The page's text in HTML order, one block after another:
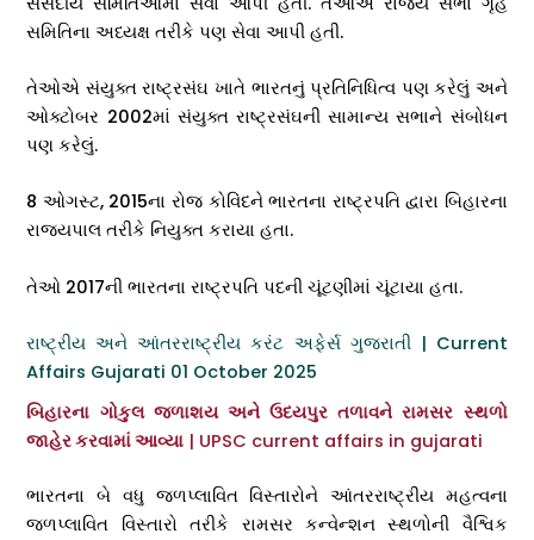
સમિતિના અધ્યક્ષ તરીકે પણ સેવા આપી હતી.
તેઓએ સંયુક્ત રાષ્ટ્રસંઘ ખાતે ભારતનું પ્રતિનિધિત્વ પણ કરેલું અને
ઓક્ટોબર 2002માં સંયુક્ત રાષ્ટ્રસંઘની સામાન્ય સભાને સંબોધન
પણ કરેલું.
8 ઓગસ્ટ, 2015ના રોજ કોવિંદને ભારતના રાષ્ટ્રપતિ દ્વારા બિહારના
રાજ્યપાલ તરીકે નિયુક્ત કરાયા હતા.
તેઓ 2017ની ભારતના રાષ્ટ્રપતિ પદની ચૂંટણીમાં ચૂંટાયા હતા.
રાષ્ટ્રીય અને આંતરરાષ્ટ્રીય કરંટ અફેર્સ ગુજરાતી | Current
Affairs Gujarati 01 October 2025
બિહારના ગોકુલ જળાશય અને ઉદયપુર તળાવને રામસર સ્થળો
જાહેર કરવામાં આવ્યા | UPSC current affairs in gujarati
ભારતના બે વધુ જળપ્લાવિત વિસ્તારોને આંતરરાષ્ટ્રીય મહત્વના
જળપ્લાવિત વિસ્તારો તરીકે રામસર કન્વેન્શન સ્થળોની વૈશ્વિક